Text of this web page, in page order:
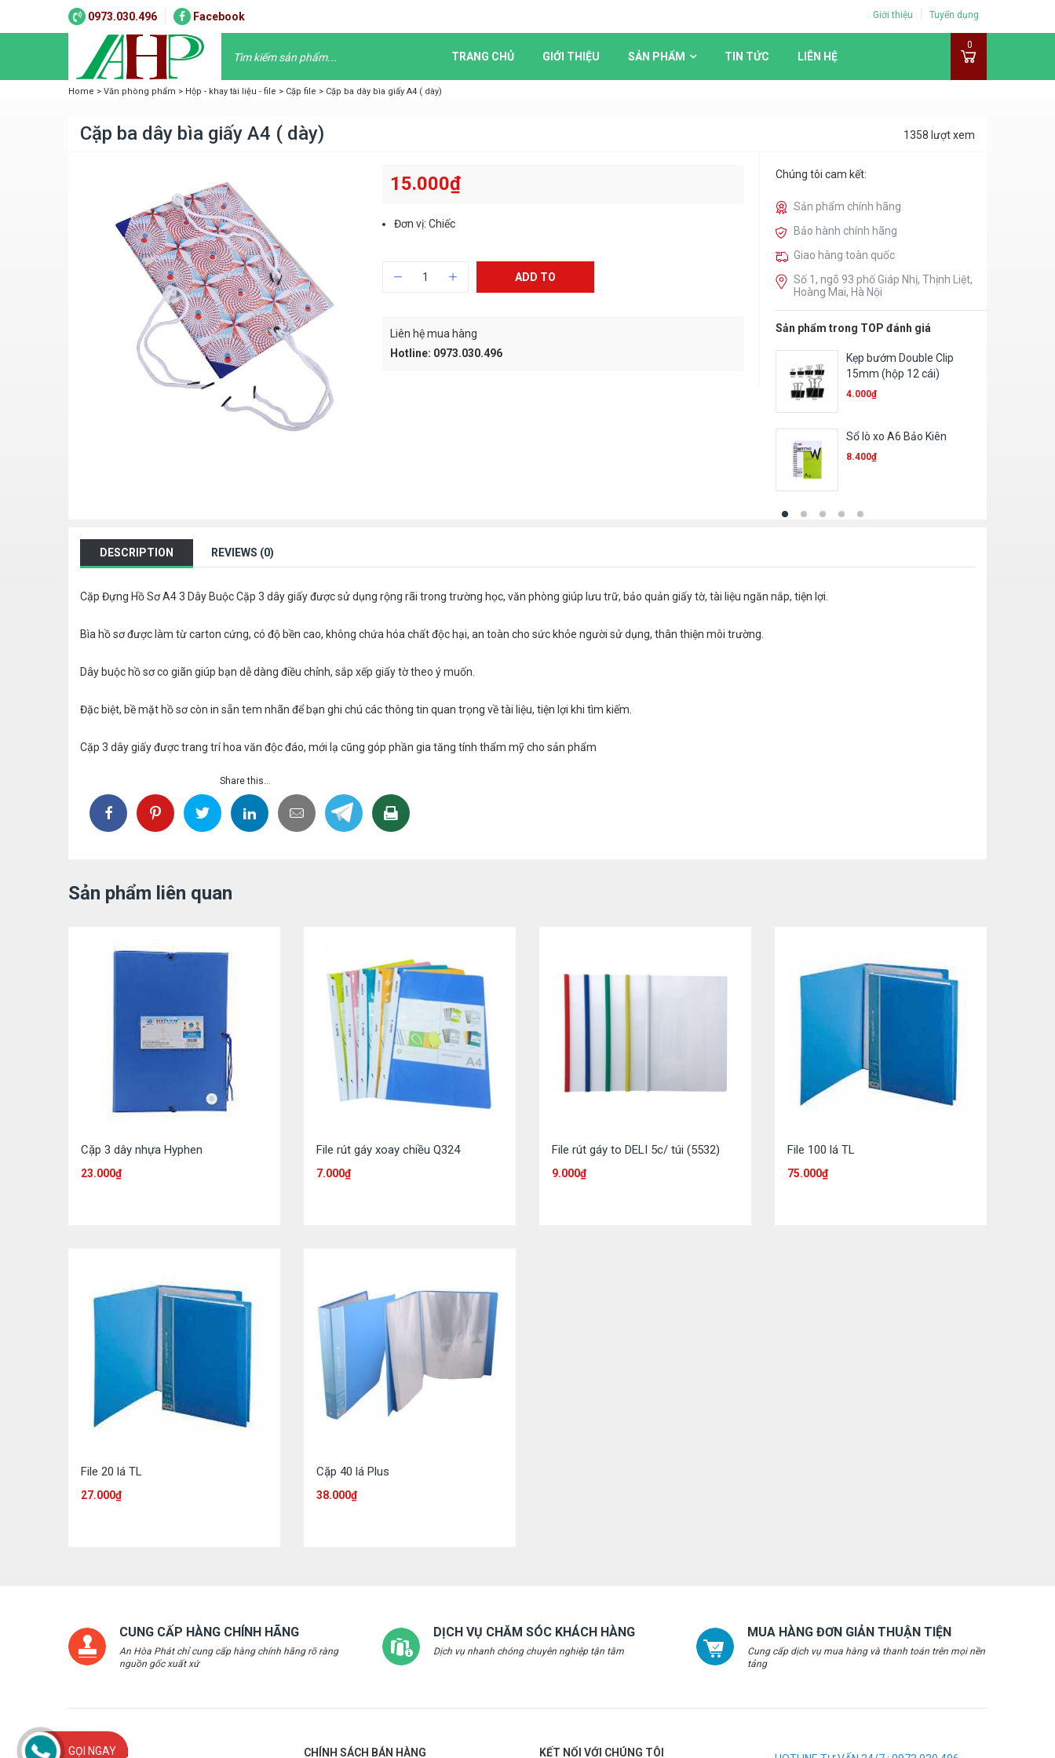
0973.030.496 Facebook Giới thiệu Tuyển dụng
TRANG CHỦ GIỚI THIỆU SẢN PHẨM TIN TỨC LIÊN HỆ
0
Home > Văn phòng phẩm > Hộp - khay tài liệu - file > Cặp file > Cặp ba dây bìa giấy A4 ( dày)
Cặp ba dây bìa giấy A4 ( dày) 1358 lượt xem
15.000₫
Đơn vị: Chiếc
ADD TO
Liên hệ mua hàng
Hotline: 0973.030.496
Chúng tôi cam kết:
Sản phẩm chính hãng
Bảo hành chính hãng
Giao hàng toàn quốc
Số 1, ngõ 93 phố Giáp Nhị, Thịnh Liệt,
Hoàng Mai, Hà Nội
Sản phẩm trong TOP đánh giá
Kẹp bướm Double Clip
15mm (hộp 12 cái)
4.000₫
Sổ lò xo A6 Bảo Kiên
8.400₫
DESCRIPTION REVIEWS (0)
Cặp Đựng Hồ Sơ A4 3 Dây Buộc Cặp 3 dây giấy được sử dụng rộng rãi trong trường học, văn phòng giúp lưu trữ, bảo quản giấy tờ, tài liệu ngăn nắp, tiện lợi.
Bìa hồ sơ được làm từ carton cứng, có độ bền cao, không chứa hóa chất độc hại, an toàn cho sức khỏe người sử dụng, thân thiện môi trường.
Dây buộc hồ sơ co giãn giúp bạn dễ dàng điều chỉnh, sắp xếp giấy tờ theo ý muốn.
Đặc biệt, bề mặt hồ sơ còn in sẵn tem nhãn để bạn ghi chú các thông tin quan trọng về tài liệu, tiện lợi khi tìm kiếm.
Cặp 3 dây giấy được trang trí hoa văn độc đáo, mới lạ cũng góp phần gia tăng tính thẩm mỹ cho sản phẩm
Share this...
Sản phẩm liên quan
Cặp 3 dây nhựa Hyphen
23.000₫
File rút gáy xoay chiều Q324
7.000₫
File rút gáy to DELI 5c/ túi (5532)
9.000₫
File 100 lá TL
75.000₫
File 20 lá TL
27.000₫
Cặp 40 lá Plus
38.000₫
CUNG CẤP HÀNG CHÍNH HÃNG
An Hòa Phát chỉ cung cấp hàng chính hãng rõ ràng
nguồn gốc xuất xứ
DỊCH VỤ CHĂM SÓC KHÁCH HÀNG
Dịch vụ nhanh chóng chuyên nghiệp tận tâm
MUA HÀNG ĐƠN GIẢN THUẬN TIỆN
Cung cấp dịch vụ mua hàng và thanh toán trên mọi nền
tảng
THÔNG TIN CHÍNH SÁCH BÁN HÀNG KẾT NỐI VỚI CHÚNG TÔI
GỌI NGAY